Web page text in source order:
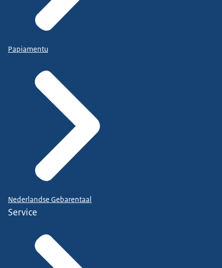
Papiamentu
Nederlandse Gebarentaal
Service